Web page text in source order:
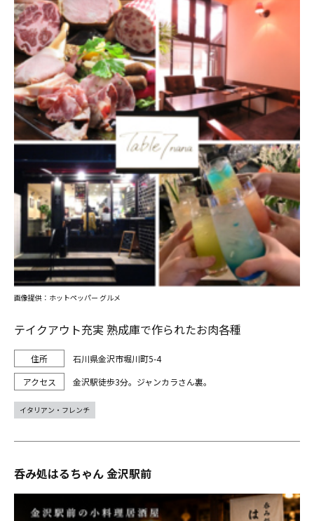
テイクアウト充実 熟成庫で作られたお肉各種
石川県金沢市堀川町5-4
金沢駅徒歩3分。ジャンカラさん裏。
画像提供：ホットペッパー グルメ
イタリアン・フレンチ
呑み処はるちゃん 金沢駅前